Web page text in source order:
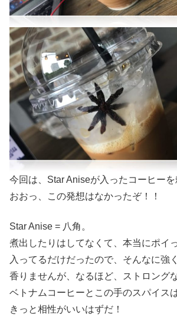
今回は、Star Aniseが入ったコーヒーを
おおっ、この発想はなかったぞ！！
Star Anise = 八角。
煮出したりはしてなくて、本当にポイ
入ってるだけだったので、そんなに強
香りませんが、なるほど、ストロング
ベトナムコーヒーとこの手のスパイス
きっと相性がいいはずだ！